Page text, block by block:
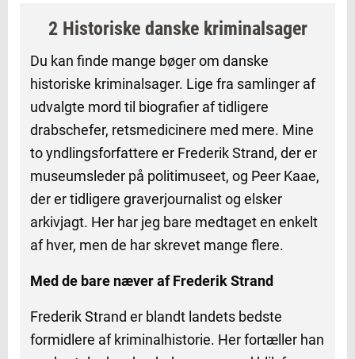
2 Historiske danske kriminalsager
Du kan finde mange bøger om danske
historiske kriminalsager. Lige fra samlinger af
udvalgte mord til biografier af tidligere
drabschefer, retsmedicinere med mere. Mine
to yndlingsforfattere er Frederik Strand, der er
museumsleder på politimuseet, og Peer Kaae,
der er tidligere graverjournalist og elsker
arkivjagt. Her har jeg bare medtaget en enkelt
af hver, men de har skrevet mange flere.
Med de bare næver af Frederik Strand
Frederik Strand er blandt landets bedste
formidlere af kriminalhistorie. Her fortæller han